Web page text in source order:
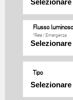
Flusso luminoso
*Rete / Εmergenza
Tipo